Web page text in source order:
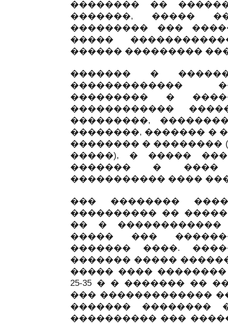
�������� ��
�������, �����
��������� ���
�����
������ ���������
������� �
�������������
��������� �
������������
���������,
��������, ������� �
�������� � ��������
�����), � �����
������� � ����
����������� ����
��� ��������
���������� ��
�� �
����� ���
������� ����.
������� �����
����� ����
25-35 � � ������� ��
��� �������������
������� ��������
���������� ���